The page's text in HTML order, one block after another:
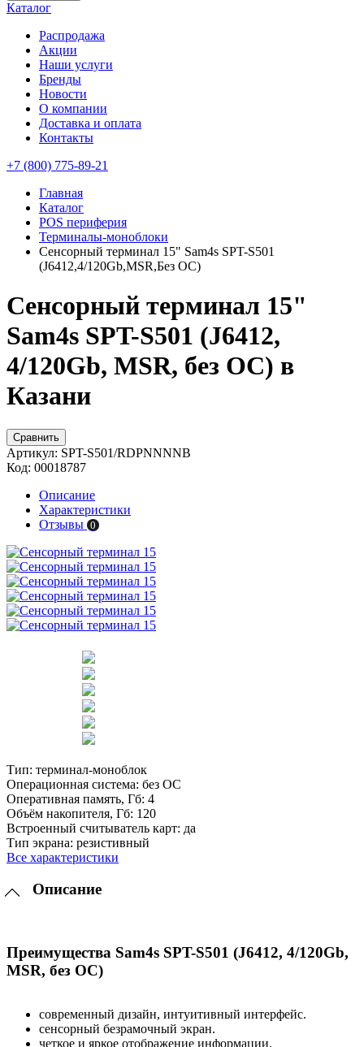
Каталог
Распродажа
Акции
Наши услуги
Бренды
Новости
О компании
Доставка и оплата
Контакты
+7 (800) 775-89-21
Главная
Каталог
POS периферия
Терминалы-моноблоки
Сенсорный терминал 15" Sam4s SPT-S501
(J6412,4/120Gb,MSR,Без ОС)
Сенсорный терминал 15"
Sam4s SPT-S501 (J6412,
4/120Gb, MSR, без ОС) в
Казани
Сравнить
Артикул: SPT-S501/RDPNNNNB
Код: 00018787
Описание
Характеристики
Отзывы 0
Тип: терминал-моноблок
Операционная система: без ОС
Оперативная память, Гб: 4
Объём накопителя, Гб: 120
Встроенный считыватель карт: да
Тип экрана: резистивный
Все характеристики
Описание
Преимущества Sam4s SPT-S501 (J6412, 4/120Gb,
MSR, без ОС)
современный дизайн, интуитивный интерфейс.
сенсорный безрамочный экран.
четкое и яркое отображение информации.